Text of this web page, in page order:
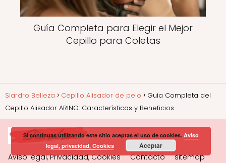
Guía Completa para Elegir el Mejor
Cepillo para Coletas
Siardro Belleza Cepillo Alisador de pelo
Guía Completa del
Cepillo Alisador ARINO: Características y Beneficios
Aviso legal, Privacidad, Cookies Contacto sitemap
Si continuas utilizando este sitio aceptas el uso de cookies.Aviso
legal, privacidad, Cookies
Aceptar